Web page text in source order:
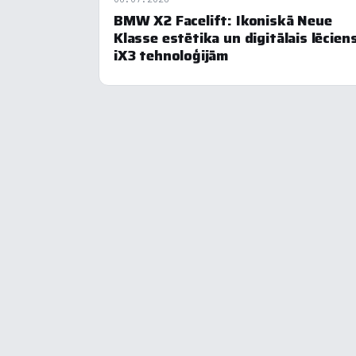
BMW X2 Facelift: Ikoniskā Neue
Klasse estētika un digitālais
iX3 tehnoloģijām